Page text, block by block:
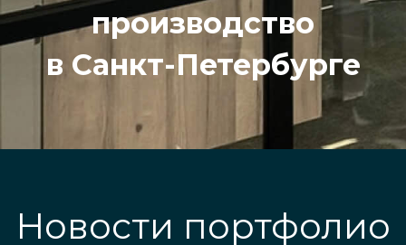
производство
в Санкт-Петербурге
Новости портфолио